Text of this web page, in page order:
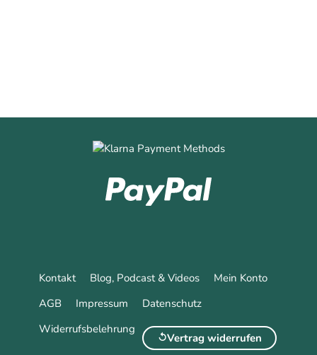
Kontakt Blog, Podcast & Videos
Mein Konto
AGB
Impressum
Datenschutz
Widerrufsbelehrung
Vertrag widerrufen